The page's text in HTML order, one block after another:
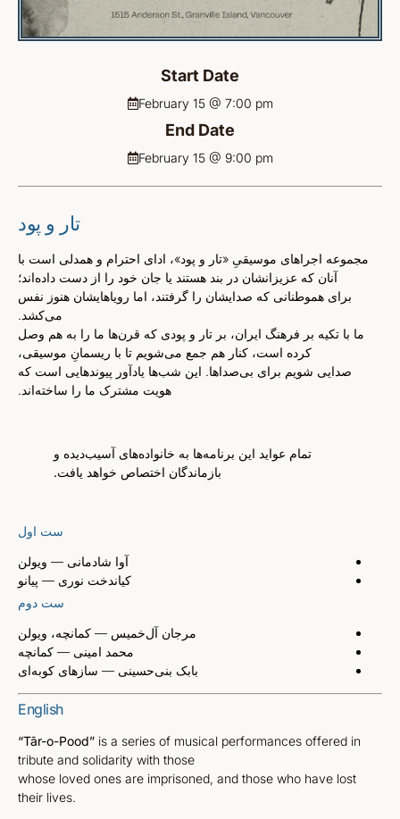
Start Date
February 15 @ 7:00 pm
End Date
February 15 @ 9:00 pm
تار و پود
مجموعه اجراهای موسیقیِ «تار و پود»، ادای احترام و همدلی است با
آنان که عزیزانشان در بند هستند یا جان خود را از دست داده‌اند؛
برای هموطنانی که صدایشان را گرفتند، اما رویاهایشان هنوز نفس
می‌کشد.
ما با تکیه بر فرهنگ ایران، بر تار و پودی که قرن‌ها ما را به هم وصل
کرده است، کنار هم جمع می‌شویم تا با ریسمانِ موسیقی،
صدایی شویم برای بی‌صداها. این شب‌ها یادآور پیوندهایی است که
هویت مشترک ما را ساخته‌اند.
تمام عواید این برنامه‌ها به خانواده‌های آسیب‌دیده و
بازماندگان اختصاص خواهد یافت.
ست اول
آوا شادمانی — ویولن
کیاندخت نوری — پیانو
ست دوم
مرجان آل‌خمیس — کمانچه، ویولن
محمد امینی — کمانچه
بابک بنی‌حسینی — سازهای کوبه‌ای
English
“Tār-o-Pood” is a series of musical performances offered in
tribute and solidarity with those
whose loved ones are imprisoned, and those who have lost
their lives.